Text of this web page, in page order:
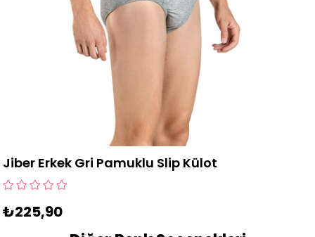
Jiber Erkek Gri Pamuklu Slip Külot
₺225,90